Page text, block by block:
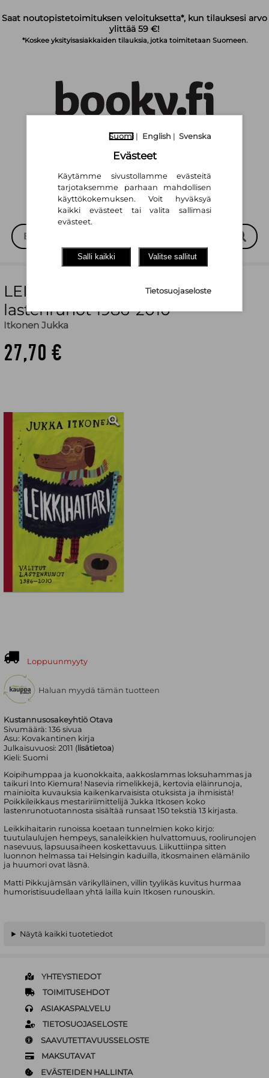
Saat noutopistetoimituksen veloituksetta*, kun tilauksesi arvo
ylittää 59 €!
*Koskee yksityisasiakkaiden tilauksia, jotka toimitetaan Suomeen.
LEIKKIHAITARI - valitut
lastenrunot 1986-2010
Itkonen Jukka
27,70 €
Kustannusosakeyhtiö Otava
Sivumäärä:136 sivua
Asu: Kovakantinen kirja
Julkaisuvuosi:2011 (lisätietoa)
Kieli:Suomi
Koipihumppaa ja kuonokkaita, aakkoslammas loksuhammas ja
taikuri Into Kiemura! Nasevia rimelikkejä, kertovia eläinrunoja,
mainioita kuvauksia kaikenkarvaisista otuksista ja ihmisistä!
Poikkileikkaus mestaririimittelijä Jukka Itkosen koko
lastenrunotuotannosta sisältää runsaat 150 tekstiä 13 kirjasta.
Leikkihaitarin runoissa koetaan tunnelmien koko kirjo:
tuutulaulujen hempeys, sanaleikkien hulvattomuus, roolirunojen
nasevuus, lapsuusaiheen koskettavuus. Liikuttiinpa sitten
luonnon helmassa tai Helsingin kaduilla, itkosmainen elämänilo
ja huumori ovat läsnä.
Matti Pikkujämsän värikylläinen, villin tyylikäs kuvitus hurmaa
humoristisuudellaan yhtä lailla kuin Itkosen runouskin.
Loppuunmyyty
Haluan myydä tämän tuotteen
Näytä kaikki tuotetiedot
YHTEYSTIEDOT
TOIMITUSEHDOT
ASIAKASPALVELU
TIETOSUOJASELOSTE
SAAVUTETTAVUUSSELOSTE
MAKSUTAVAT
EVÄSTEIDEN HALLINTA
Suomi | English | Svenska
Evästeet
Käytämme sivustollamme evästeitä
tarjotaksemme parhaan mahdollisen
käyttökokemuksen. Voit hyväksyä
kaikki evästeet tai valita sallimasi
evästeet.
Salli kaikki Valitse sallitut
Tietosuojaseloste